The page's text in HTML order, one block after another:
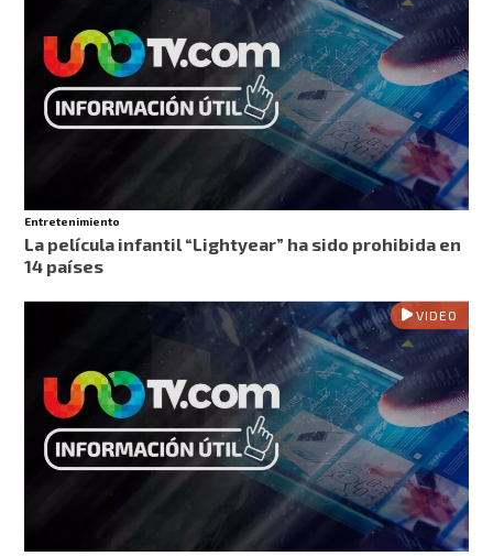
Entretenimiento
La película infantil “Lightyear” ha sido prohibida en
14 países
VIDEO